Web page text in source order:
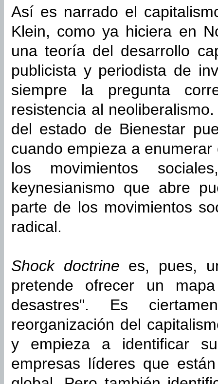
Así es narrado el
Klein, como ya hiciera en
una teoría del desarrollo
publicista y periodista de
siempre la pregunta
resistencia al
del estado de Bienestar
cuando empieza a
los movimientos
keynesianismo que abre
parte de los movimientos
radical.
Shock doctrine es, pues,
pretende ofrecer un
desastres". Es
reorganización del
y empieza a identificar
empresas líderes que